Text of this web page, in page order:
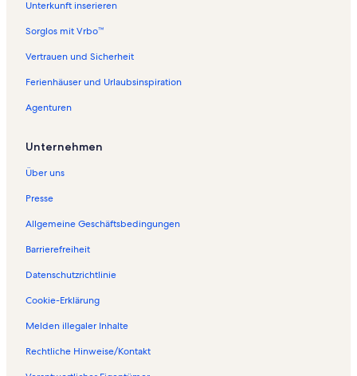
e
f
l
e
d
S
e
i
e
f
n
e
:
e
i
e
Unterkunft inserieren
Sorglos mit Vrbo™
Vertrauen und Sicherheit
Ferienhäuser und Urlaubsinspiration
Agenturen
Unternehmen
Über uns
Presse
Allgemeine Geschäftsbedingungen
Barrierefreiheit
Datenschutzrichtlinie
Cookie-Erklärung
Melden illegaler Inhalte
Rechtliche Hinweise/Kontakt